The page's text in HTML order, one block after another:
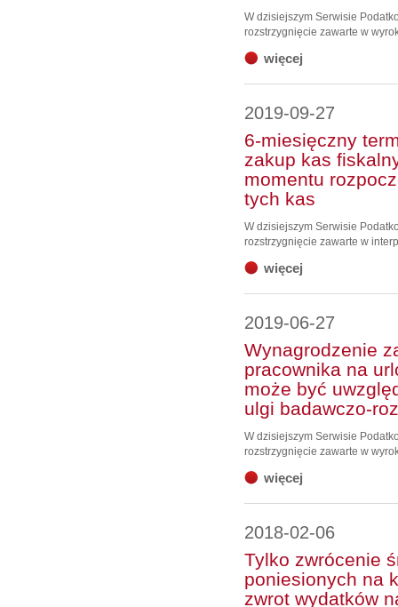
W dzisiejszym Serwisie
rozstrzygnięcie zawarte w
więcej
2019-09-27
6-miesięczny
zakup kas
momentu
tych kas
W dzisiejszym Serwisie
rozstrzygnięcie zawarte w
więcej
2019-06-27
Wynagrodzenie
pracownika na
może być
ulgi badawczo-
W dzisiejszym Serwisie
rozstrzygnięcie zawarte w
więcej
2018-02-06
Tylko zwrócenie
poniesionych na
zwrot wydatków